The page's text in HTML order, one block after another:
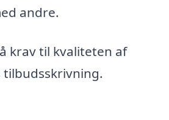
andre.
krav til kvaliteten af